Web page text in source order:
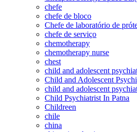
chefe
chefe de bloco
Chefe de laboratório de
chefe de serviço
chemotherapy
chemotherapy nurse
chest
child and adolescent
Child and Adolescent
child and adolescent
Child Psychiatrist In Patna
Childreen
chile
china